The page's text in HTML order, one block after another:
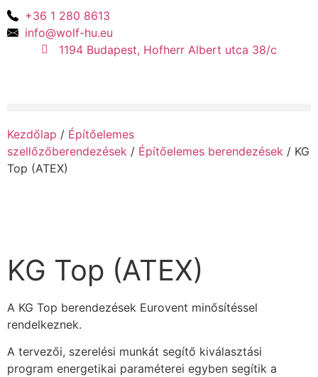
+36 1 280 8613
info@wolf-hu.eu
1194 Budapest, Hofherr Albert utca 38/c
Kezdőlap / Építőelemes
szellőzőberendezések / Építőelemes berendezések / KG
Top (ATEX)
KG Top (ATEX)
A KG Top berendezések Eurovent minősítéssel
rendelkeznek.
A tervezői, szerelési munkát segítő kiválasztási
program energetikai paraméterei egyben segítik a